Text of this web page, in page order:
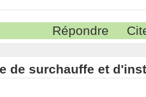
Répondre
de surchauffe et